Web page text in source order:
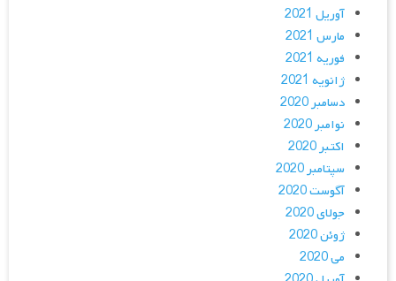
آوریل 2021
مارس 2021
فوریه 2021
ژانویه 2021
دسامبر 2020
نوامبر 2020
اکتبر 2020
سپتامبر 2020
آگوست 2020
جولای 2020
ژوئن 2020
می 2020